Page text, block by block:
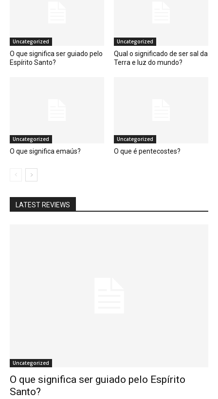
Uncategorized
O que significa ser guiado pelo
Espírito Santo?
Uncategorized
Qual o significado de ser sal da
Terra e luz do mundo?
Uncategorized
O que significa emaús?
Uncategorized
O que é pentecostes?
LATEST REVIEWS
Uncategorized
O que significa ser guiado pelo Espírito
Santo?